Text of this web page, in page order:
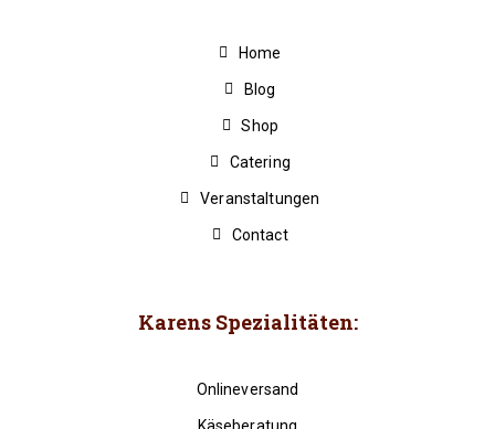
Home
Blog
Shop
Catering
Veranstaltungen
Contact
Karens Spezialitäten:
Onlineversand
Käseberatung